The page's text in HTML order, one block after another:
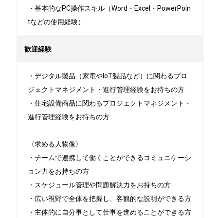
・基本的なPC操作スキル（Word・Excel・PowerPoin
tなどの使用経験）
歓迎経験
・デジタル製品（家電やIoT製品など）に関わるプロ
ジェクトマネジメント・進行管理経験をお持ちの方
・住宅設備商品に関わるプロジェクトマネジメント・
進行管理経験をお持ちの方
〈求める人物像〉
・チームで連携して働くことができるコミュニケーシ
ョン力をお持ちの方
・スケジュール管理や問題解決力をお持ちの方
・広い視野で全体を把握し、客観的な説明ができる方
・主体的に自分事として仕事を進めることができる方